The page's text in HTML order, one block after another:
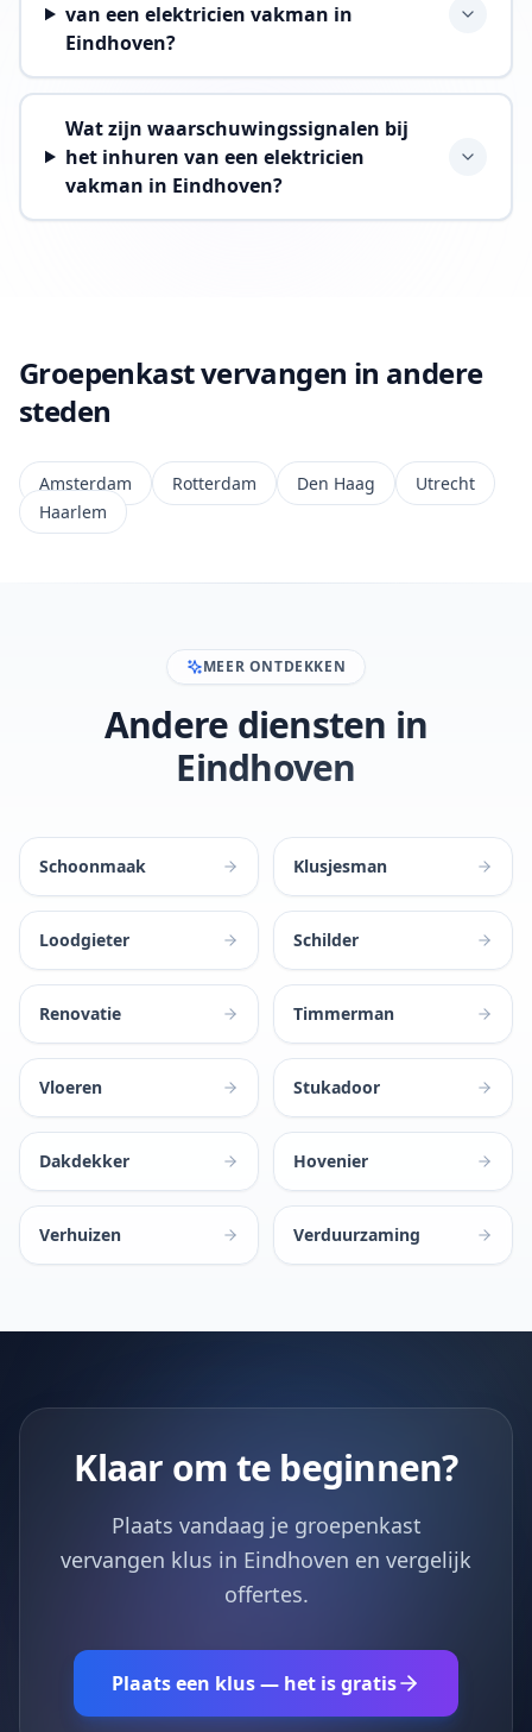
van een elektricien vakman in
Eindhoven?
Wat zijn waarschuwingssignalen bij
het inhuren van een elektricien
vakman in Eindhoven?
Groepenkast vervangen in andere
steden
Amsterdam Rotterdam Den Haag
Utrecht
Haarlem
MEER ONTDEKKEN
Andere diensten in
Eindhoven
Schoonmaak Klusjesman
Loodgieter Schilder
Renovatie Timmerman
Vloeren Stukadoor
Dakdekker Hovenier
Verhuizen Verduurzaming
Klaar om te beginnen?
Plaats vandaag je groepenkast
vervangen klus in Eindhoven en vergelijk
offertes.
Plaats een klus — het is gratis